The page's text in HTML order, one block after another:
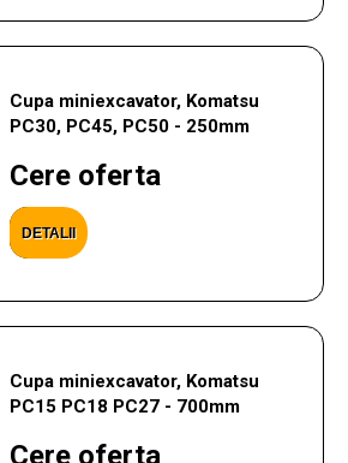
Cupa miniexcavator, Komatsu
PC30, PC45, PC50 - 250mm
Cere oferta
DETALII
Cupa miniexcavator, Komatsu
PC15 PC18 PC27 - 700mm
Cere oferta